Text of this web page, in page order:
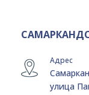
Адрес
улица